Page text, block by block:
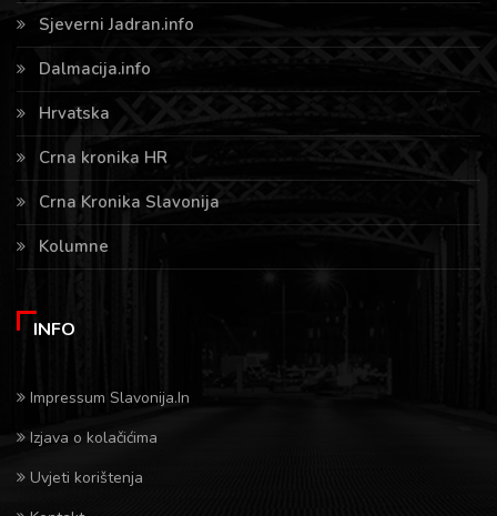
Sjeverni Jadran.info
Dalmacija.info
Hrvatska
Crna kronika HR
Crna Kronika Slavonija
Kolumne
INFO
Impressum Slavonija.In
Izjava o kolačićima
Uvjeti korištenja